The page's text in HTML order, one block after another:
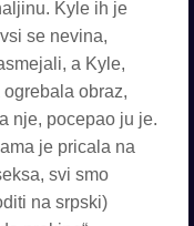
Kyle ih je
se nevina,
a Kyle,
obraz,
nje, pocepao ju je.
je pricala na
svi smo
na srpski)